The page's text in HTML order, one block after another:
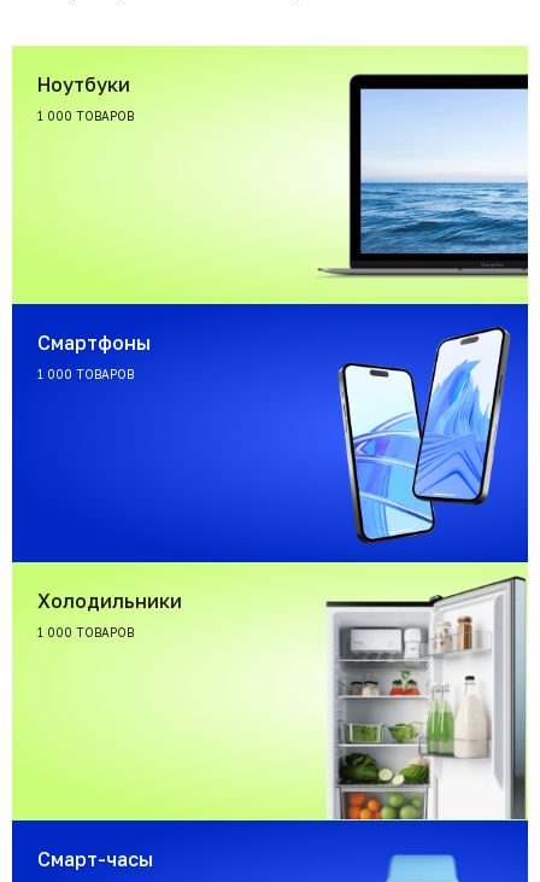
Ноутбуки
1 000 ТОВАРОВ
Смартфоны
1 000 ТОВАРОВ
Холодильники
1 000 ТОВАРОВ
Смарт-часы